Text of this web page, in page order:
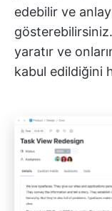
edebilir ve
yaratır ve
kabul edildiğini